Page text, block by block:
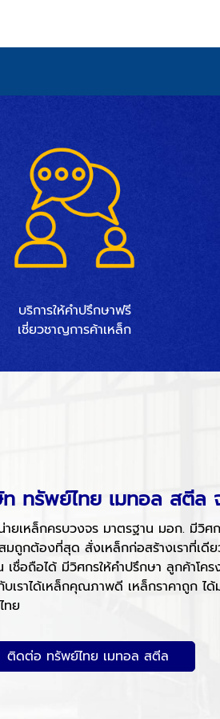
บริการให้คำปรึกษาฟรี
เชี่ยวชาญการค้าเหล็ก
ทรัพย์ไทย เมทอล สตีล
ายเหล็กครบวงจร มาตรฐาน มอก. มีวิศ
สมถูกต้องที่สุด สั่งเหล็กก่อสร้างเราที่เ
เชื่อถือได้ มีวิศกรให้คำปรึกษา ลูกค้าโค
บเราได้เหล็กคุณภาพดี เหล็กราคาถูก ไ
ทย
ติดต่อ ทรัพย์ไทย เมทอล สตีล